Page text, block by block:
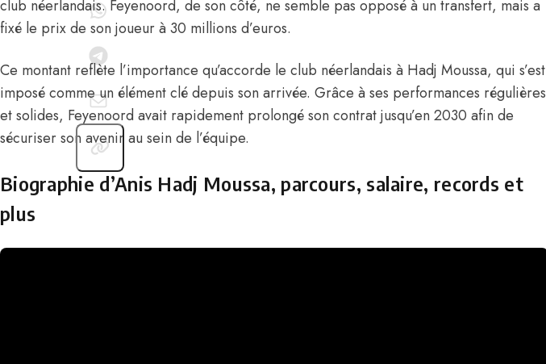
club néerlandais. Feyenoord, de son côté, ne semble pas opposé à un transfert, mais a
fixé le prix de son joueur à 30 millions d’euros.
Ce montant reflète l’importance qu’accorde le club néerlandais à Hadj Moussa, qui s’est
imposé comme un élément clé depuis son arrivée. Grâce à ses performances régulières
et solides, Feyenoord avait rapidement prolongé son contrat jusqu’en 2030 afin de
sécuriser son avenir au sein de l’équipe.
Biographie d’Anis Hadj Moussa, parcours, salaire, records et
plus